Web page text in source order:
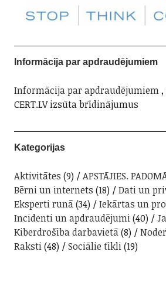
Informācija par apdraudējumiem
Informācija par apdraudējumiem,
CERT.LV izsūta brīdinājumus
Kategorijas
Aktivitātes (9) APSTĀJIES.
Bērni un internets (18) Dati un
Eksperti runā(34) Iekārtas un
Incidenti un apdraudējumi(40)
Kiberdrošība darbavietā(8)
Raksti(48) Sociālie tīkli(19)